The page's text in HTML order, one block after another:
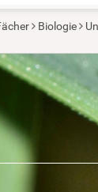
Biologie